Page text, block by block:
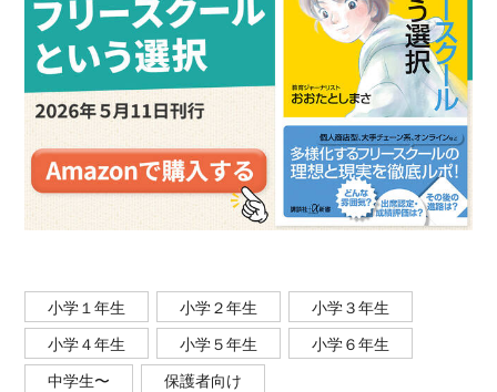
ーム』（朝日新聞出版）などの作品がある。 子ども自
身が選ぶ、うつのみやこども賞を4回受賞。漫画版
「名探偵夢水清志郎事件ノート」（原作／はやみねか
おる、漫画／えぬえけい 講談社）で第33回講談社漫
画賞（児童部門）受賞。第61回野間児童文芸賞特別賞
受賞。
小学１年生 小学２年生
小学３年生
小学４年生
小学５年生
小学６年生
中学生〜
保護者向け